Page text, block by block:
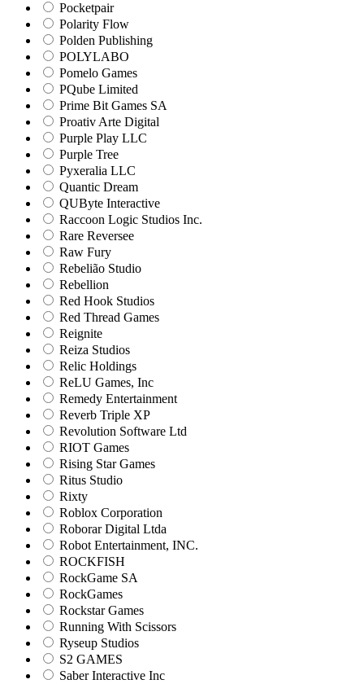
Pocketpair
Polarity Flow
Polden Publishing
POLYLABO
Pomelo Games
PQube Limited
Prime Bit Games SA
Proativ Arte Digital
Purple Play LLC
Purple Tree
Pyxeralia LLC
Quantic Dream
QUByte Interactive
Raccoon Logic Studios Inc.
Rare Reversee
Raw Fury
Rebelião Studio
Rebellion
Red Hook Studios
Red Thread Games
Reignite
Reiza Studios
Relic Holdings
ReLU Games, Inc
Remedy Entertainment
Reverb Triple XP
Revolution Software Ltd
RIOT Games
Rising Star Games
Ritus Studio
Rixty
Roblox Corporation
Roborar Digital Ltda
Robot Entertainment, INC.
ROCKFISH
RockGame SA
RockGames
Rockstar Games
Running With Scissors
Ryseup Studios
S2 GAMES
Saber Interactive Inc